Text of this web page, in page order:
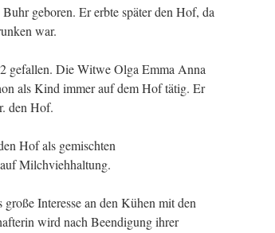
geboren. Er erbte später den Hof, da
war.
gefallen. Die Witwe Olga Emma Anna
als Kind immer auf dem Hof tätig. Er
den Hof.
Hof als gemischten
Milchviehhaltung.
Interesse an den Kühen mit den
wird nach Beendigung ihrer